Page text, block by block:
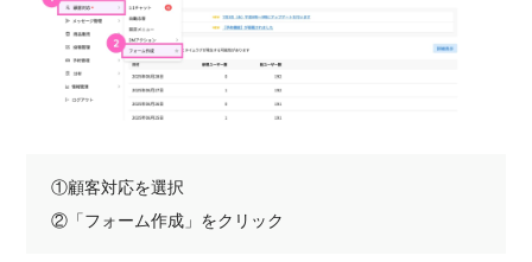
①顧客対応を選択
②「フォーム作成」をクリック